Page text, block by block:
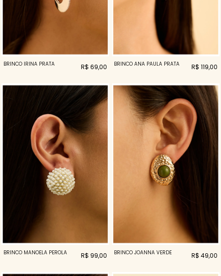
BRINCO IRINA PRATA R$ 69,00 BRINCO ANA PAULA PRATA R$ 119,00
BRINCO MANOELA PEROLA R$ 99,00 BRINCO JOANNA VERDE R$ 49,00